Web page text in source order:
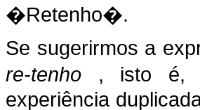
�Retenho�.
Se sugerirmos a
re-tenho , isto é,
experiência